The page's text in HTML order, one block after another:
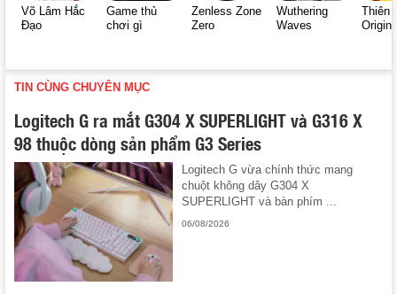
Võ Lâm Hắc
Đạo
Game thủ
chơi gì
Zenless Zone
Zero
Wuthering
Waves
Thiên
Origin
TIN CÙNG CHUYÊN MỤC
Logitech G ra mắt G304 X SUPERLIGHT và G316 X
98 thuộc dòng sản phẩm G3 Series
Logitech G vừa chính thức mang
chuột không dây G304 X
SUPERLIGHT và bàn phím ...
06/08/2026